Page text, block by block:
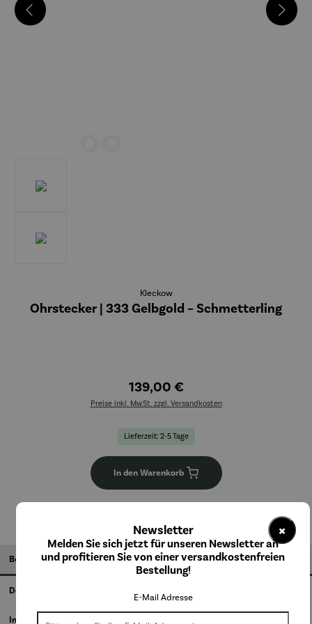
Kleckow
Ohrstecker | 333 Gelbgold – Schmetterling
139,00 €
Preise inkl. MwSt. zzgl. Versandkosten
Lieferzeit: 2-5 Tage
In den Warenkorb
Beschreibung
Details
Informationen zum Hersteller
×
Newsletter
Melden Sie sich jetzt für unseren Newsletter an
und profitieren Sie von einer versandkostenfreien
Bestellung!
E-Mail Adresse